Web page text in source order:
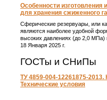
Особенности изготовления
для хранения сжиженного
Сферические резервуары, или
являются наиболее удобной
высоких давлениях (до 2,0
18 Января 2025 г.
ГОСТы и СНиПы
ТУ 4859-004-12261875-2013.
Технические условия